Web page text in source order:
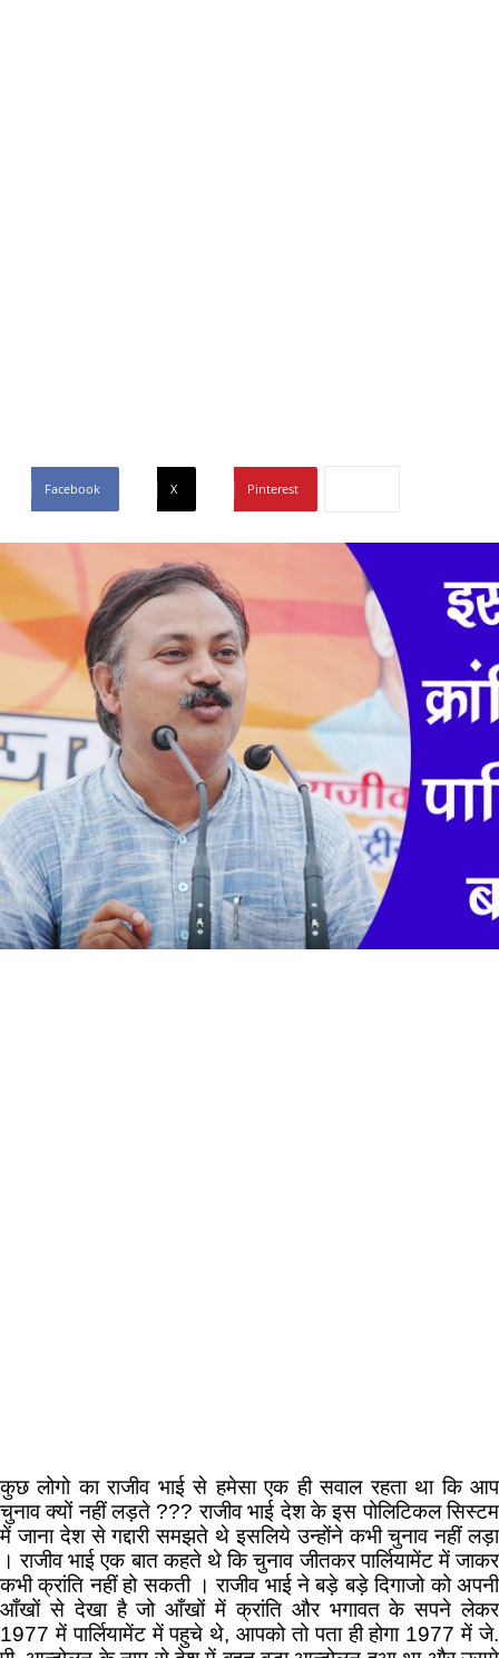
Facebook X Pinterest
कुछ लोगो का राजीव भाई से हमेसा एक ही सवाल रहता था कि आप
चुनाव क्यों नहीं लड़ते ??? राजीव भाई देश के इस पोलिटिकल सिस्टम
में जाना देश से गद्दारी समझते थे इसलिये उन्होंने कभी चुनाव नहीं लड़ा
। राजीव भाई एक बात कहते थे कि चुनाव जीतकर पार्लियामेंट में जाकर
कभी क्रांति नहीं हो सकती । राजीव भाई ने बड़े बड़े दिगाजो को अपनी
आँखों से देखा है जो आँखों में क्रांति और भगावत के सपने लेकर
1977 में पार्लियामेंट में पहुचे थे, आपको तो पता ही होगा 1977 में जे.